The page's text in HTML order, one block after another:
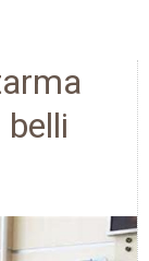
belli